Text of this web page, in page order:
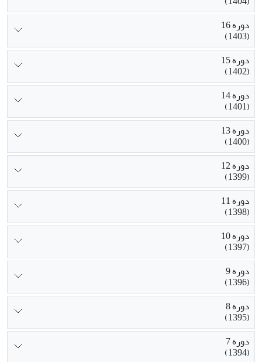
دوره 16
(1403)
دوره 15
(1402)
دوره 14
(1401)
دوره 13
(1400)
دوره 12
(1399)
دوره 11
(1398)
دوره 10
(1397)
دوره 9
(1396)
دوره 8
(1395)
دوره 7
(1394)